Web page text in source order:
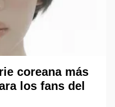
coreana más
los fans del